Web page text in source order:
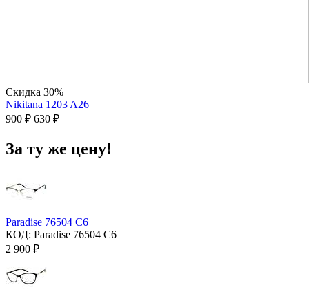
Скидка 30%
Nikitana 1203 A26
900 ₽ 630 ₽
За ту же цену!
Paradise 76504 C6
КОД: Paradise 76504 C6
2 900 ₽